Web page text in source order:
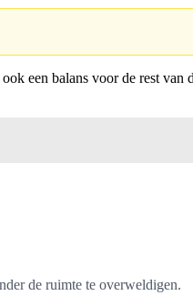
een balans voor de rest van
de ruimte te overweldigen.